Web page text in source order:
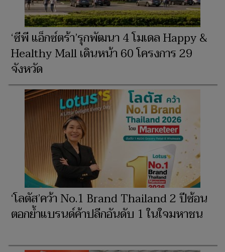
‘ซีพี แอ็กซ์ตร้า’รุกพัฒนา 4 โมเดล Happy &
Healthy Mall เดินหน้า 60 โครงการ 29
จังหวัด
‘โลตัส’คว้า No.1 Brand Thailand 2 ปีซ้อน
ตอกย้ำแบรนด์ค้าปลีกอันดับ 1 ในใจมหาชน